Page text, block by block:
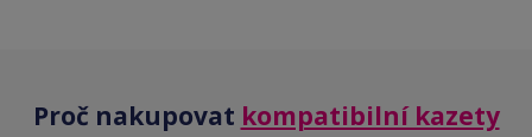
Proč nakupovat kompatibilní kazety